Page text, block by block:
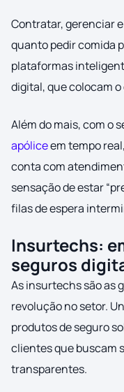
Contratar, gerenciar
quanto pedir comida
plataformas
digital, que colocam
Além do mais, com o
apóliceem tempo
conta com
sensação de estar
filas de espera
Insurtechs:
seguros
As insurtechs são as
revolução no setor.
produtos de seguro
clientes que buscam
transparentes.